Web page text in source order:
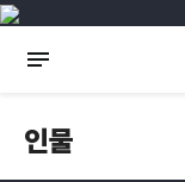
인물